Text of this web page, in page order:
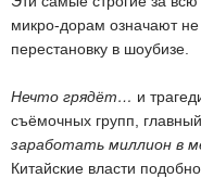
микро-дорам означают не
перестановку в шоубизе.
Нечто грядёт… и
съёмочных групп,
заработать миллион в
Китайские власти